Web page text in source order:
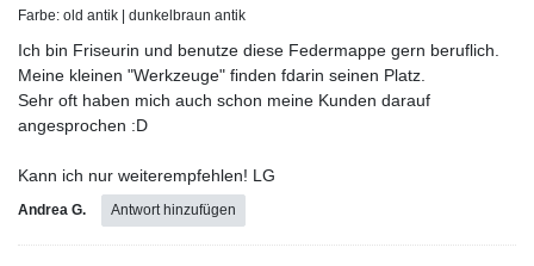
Farbe: old antik | dunkelbraun antik
Ich bin Friseurin und benutze diese Federmappe gern beruflich.
Meine kleinen "Werkzeuge" finden fdarin seinen Platz.
Sehr oft haben mich auch schon meine Kunden darauf
angesprochen :D
Kann ich nur weiterempfehlen! LG
Andrea G. Antwort hinzufügen